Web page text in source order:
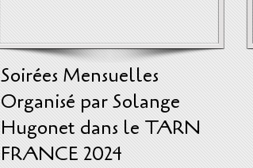
Soirées Mensuelles
Organisé par Solange
Hugonet dans le TARN
FRANCE 2024